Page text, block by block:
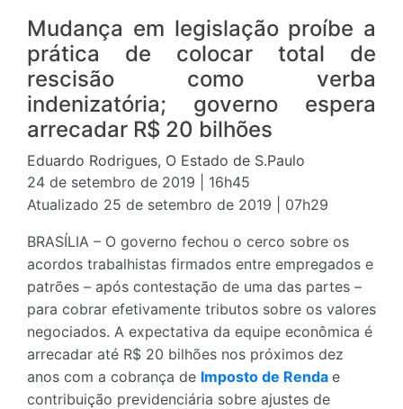
Mudança em legislação proíbe a
prática de colocar total de
rescisão como verba
indenizatória; governo espera
arrecadar R$ 20 bilhões
Eduardo Rodrigues, O Estado de S.Paulo
24 de setembro de 2019 | 16h45
Atualizado 25 de setembro de 2019 | 07h29
BRASÍLIA – O governo fechou o cerco sobre os
acordos trabalhistas firmados entre empregados e
patrões – após contestação de uma das partes –
para cobrar efetivamente tributos sobre os valores
negociados. A expectativa da equipe econômica é
arrecadar até R$ 20 bilhões nos próximos dez
anos com a cobrança de Imposto de Renda e
contribuição previdenciária sobre ajustes de